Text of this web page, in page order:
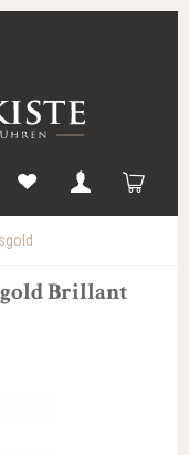
Brillant